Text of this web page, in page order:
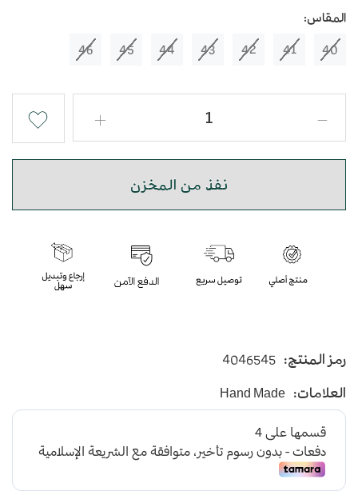
المقاس:
40
41
42
43
44
45
46
نفذ من المخزن
رمز المنتج: 4046545
العلامات: Hand Made